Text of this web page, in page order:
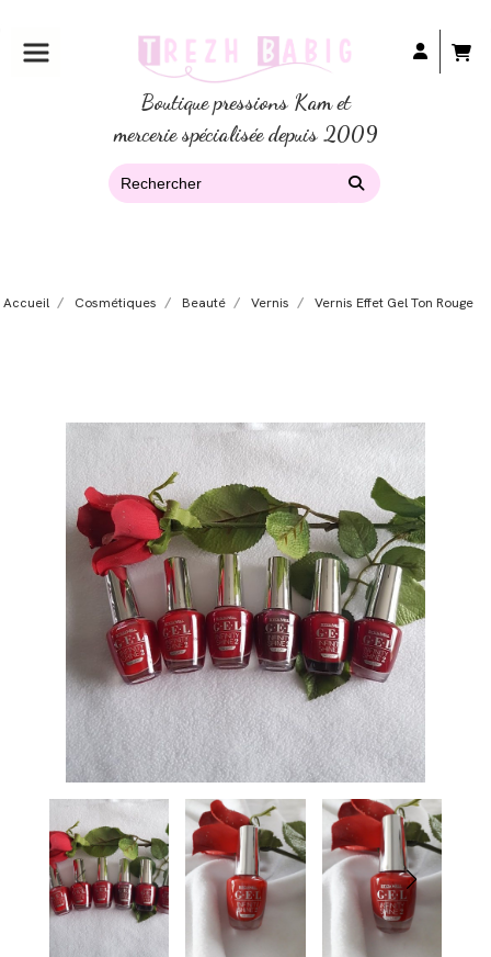
Boutique pressions Kam et
mercerie spécialisée depuis 2009
Accueil Cosmétiques Beauté Vernis Vernis Effet Gel Ton Rouge